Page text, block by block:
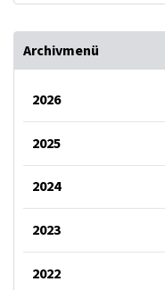
Archivmenü
2026
2025
2024
2023
2022